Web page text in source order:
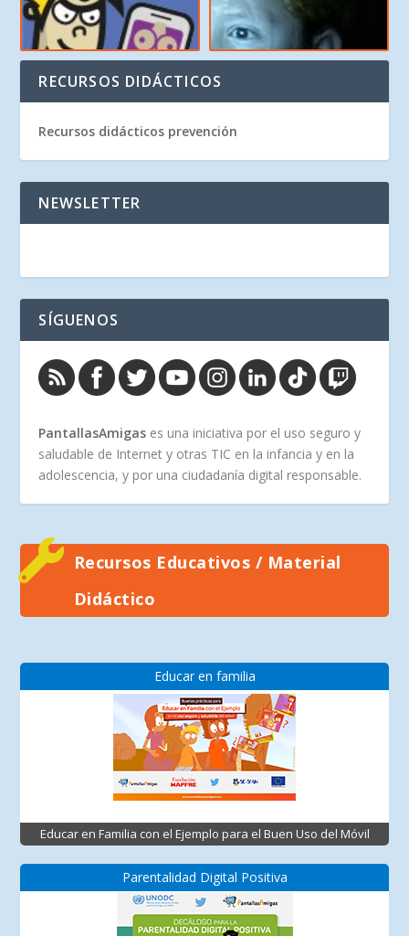
RECURSOS DIDÁCTICOS
Recursos didácticos prevención
NEWSLETTER
SÍGUENOS
PantallasAmigas es una iniciativa por el uso seguro y
saludable de Internet y otras TIC en la infancia y en la
adolescencia, y por una ciudadanía digital responsable.
Recursos Educativos / Material
Didáctico
Educar en familia
Educar en Familia con el Ejemplo para el Buen Uso del Móvil
Parentalidad Digital Positiva